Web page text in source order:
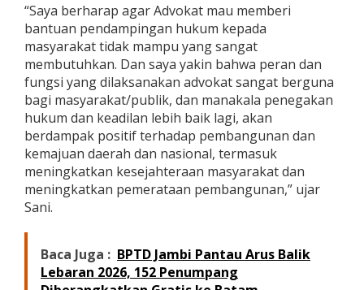
u
k
u
m
k
e
p
a
d
a
M
a
s
y
k
a
t
“Saya berharap agar Advokat mau memberi
bantuan pendampingan hukum kepada
masyarakat tidak mampu yang sangat
membutuhkan. Dan saya yakin bahwa peran dan
fungsi yang dilaksanakan advokat sangat berguna
bagi masyarakat/publik, dan manakala penegakan
hukum dan keadilan lebih baik lagi, akan
berdampak positif terhadap pembangunan dan
kemajuan daerah dan nasional, termasuk
meningkatkan kesejahteraan masyarakat dan
meningkatkan pemerataan pembangunan,” ujar
Sani.
Baca Juga : BPTD Jambi Pantau Arus Balik
Lebaran 2026, 152 Penumpang